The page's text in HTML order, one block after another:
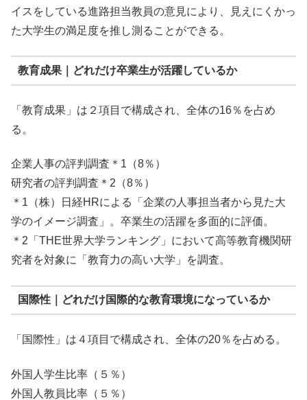
イスをしている進路担当教員の意見により、見えにくかっ
た大学生の満足度を推し測ることができる。
教育成果｜どれだけ卒業生が活躍しているか
「教育成果」は２項目で構成され、全体の16％を占め
る。
企業人事の評判調査＊1（8％）
研究者の評判調査＊2（8％）
＊1（株）日経HRによる「企業の人事担当者から見た大
学のイメージ調査」。卒業生の活躍を多面的に評価。
＊2「THE世界大学ランキング」において高等教育機関研
究者を対象に「教育力の高い大学」を調査。
国際性｜どれだけ国際的な教育環境になっているか
「国際性」は４項目で構成され、全体の20％を占める。
外国人学生比率（５％）
外国人教員比率（５％）